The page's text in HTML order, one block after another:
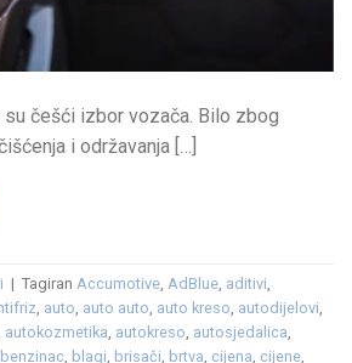
češći izbor vozača. Bilo zbog
i održavanja […]
| Tagiran Accumotive, AdBlue, aditivi,
, auto, auto auto, auto kreso, autodijelovi,
autokozmetika, autokreso, autosjedalica,
benzinac, blagi, brisači, brtva, cijena, cijene,